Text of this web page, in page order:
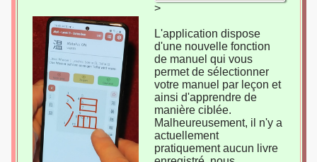
>
L'application dispose
d'une nouvelle fonction
de manuel qui vous
permet de sélectionner
votre manuel par leçon et
ainsi d'apprendre de
manière ciblée.
Malheureusement, il n'y a
actuellement
pratiquement aucun livre